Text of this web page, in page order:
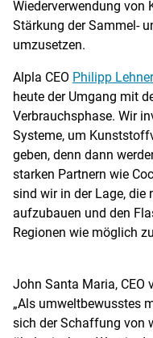
Wiederverwendung
Stärkung der Sammel-
umzusetzen.
Alpla CEO Philipp Lehner
heute der Umgang mit
Verbrauchsphase. Wir
Systeme, um
geben, denn dann
starken Partnern wie
sind wir in der Lage,
aufzubauen und den
Regionen wie möglich
John Santa Maria, CEO
„Als umweltbewusstes
sich der Schaffung von